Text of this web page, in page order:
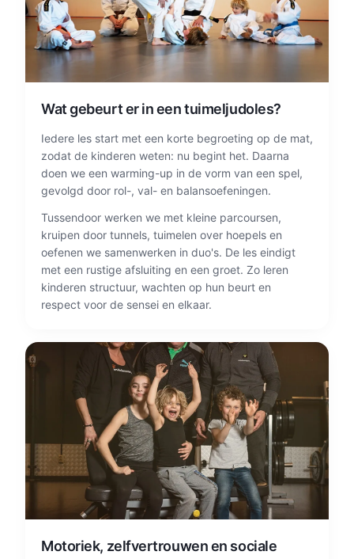
Wat gebeurt er in een tuimeljudoles?
Iedere les start met een korte begroeting op de mat,
zodat de kinderen weten: nu begint het. Daarna
doen we een warming-up in de vorm van een spel,
gevolgd door rol-, val- en balansoefeningen.
Tussendoor werken we met kleine parcoursen,
kruipen door tunnels, tuimelen over hoepels en
oefenen we samenwerken in duo's. De les eindigt
met een rustige afsluiting en een groet. Zo leren
kinderen structuur, wachten op hun beurt en
respect voor de sensei en elkaar.
Motoriek, zelfvertrouwen en sociale